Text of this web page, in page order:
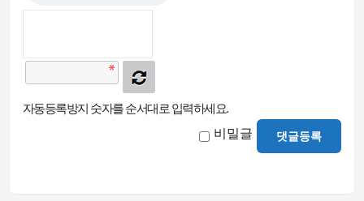
자동등록방지 숫자를 순서대로 입력하세요.
비밀글 댓글등록